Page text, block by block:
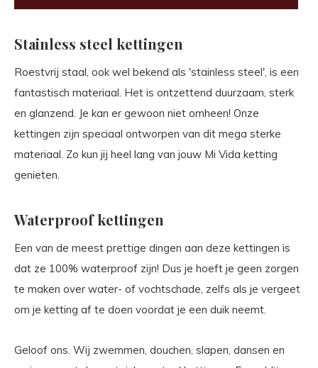
Stainless steel kettingen
Roestvrij staal, ook wel bekend als 'stainless steel', is een
fantastisch materiaal. Het is ontzettend duurzaam, sterk
en glanzend. Je kan er gewoon niet omheen! Onze
kettingen zijn speciaal ontworpen van dit mega sterke
materiaal. Zo kun jij heel lang van jouw Mi Vida ketting
genieten.
Waterproof kettingen
Een van de meest prettige dingen aan deze kettingen is
dat ze 100% waterproof zijn! Dus je hoeft je geen zorgen
te maken over water- of vochtschade, zelfs als je vergeet
om je ketting af te doen voordat je een duik neemt.
Geloof ons. Wij zwemmen, douchen, slapen, dansen en